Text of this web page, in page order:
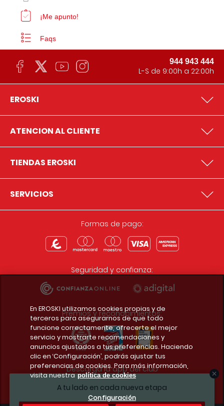
A tu lado en cada nueva etapa
¡Me apunto!
Faqs
944 943 444
L-S de 9:00h a 22:00h
EROSKI
ATENCION AL CLIENTE
TIENDAS EROSKI
SERVICIOS
Formas de pago:
Seguridad y confianza:
Premios y reconocimientos:
Descarga la app del club
En EROSKI utilizamos cookies propias y de
terceros para asegurarnos de que todo
funcione correctamente, ofrecerte el mejor
servicio y mostrarte recomendaciones y
anuncios ajustados a tus preferencias. Haciendo
clic en ‘Configuración’, podrás ajustar tus
preferencias de cookies. Para más información,
visita nuestra política de cookies
Configuración